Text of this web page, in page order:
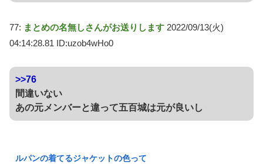
77: まとめの名無しさんがお送りします 2022/09/13(火)
04:14:28.81 ID:uzob4wHo0
>>76
間違いない
あの元メンバーと違って五百城は元が良いし
ルパンの着てるジャケットの色って